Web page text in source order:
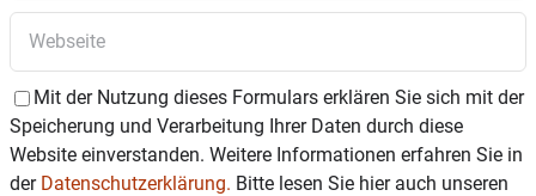
Mit der Nutzung dieses Formulars erklären Sie sich mit der
Speicherung und Verarbeitung Ihrer Daten durch diese
Website einverstanden. Weitere Informationen erfahren Sie in
der Datenschutzerklärung. Bitte lesen Sie hier auch unseren